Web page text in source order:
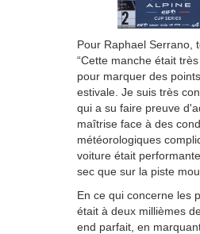
Pour Raphael Serrano,
“Cette manche était
pour marquer des
estivale. Je suis très
qui a su faire preuve
maîtrise face à des
météorologiques
voiture était
sec que sur la piste
En ce qui concerne les
était à deux millièmes
end parfait, en